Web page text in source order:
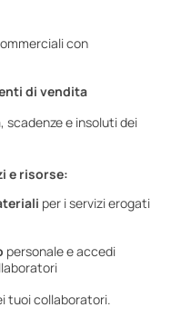
con
di vendita
, scadenze e insoluti dei
e risorse:
per i servizi erogati
personale e accedi
tuoi collaboratori.